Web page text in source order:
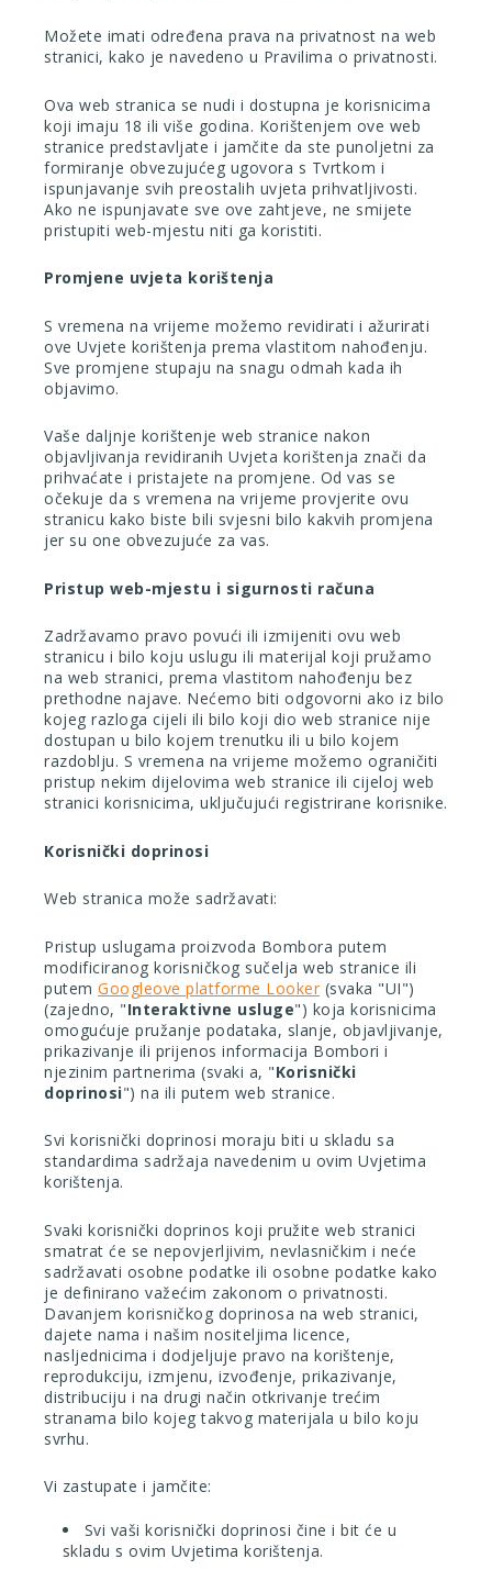
Možete imati određena prava na privatnost na web
stranici, kako je navedeno u Pravilima o privatnosti.
Ova web stranica se nudi i dostupna je korisnicima
koji imaju 18 ili više godina. Korištenjem ove web
stranice predstavljate i jamčite da ste punoljetni za
formiranje obvezujućeg ugovora s Tvrtkom i
ispunjavanje svih preostalih uvjeta prihvatljivosti.
Ako ne ispunjavate sve ove zahtjeve, ne smijete
pristupiti web-mjestu niti ga koristiti.
Promjene uvjeta korištenja
S vremena na vrijeme možemo revidirati i ažurirati
ove Uvjete korištenja prema vlastitom nahođenju.
Sve promjene stupaju na snagu odmah kada ih
objavimo.
Vaše daljnje korištenje web stranice nakon
objavljivanja revidiranih Uvjeta korištenja znači da
prihvaćate i pristajete na promjene. Od vas se
očekuje da s vremena na vrijeme provjerite ovu
stranicu kako biste bili svjesni bilo kakvih promjena
jer su one obvezujuće za vas.
Pristup web-mjestu i sigurnosti računa
Zadržavamo pravo povući ili izmijeniti ovu web
stranicu i bilo koju uslugu ili materijal koji pružamo
na web stranici, prema vlastitom nahođenju bez
prethodne najave. Nećemo biti odgovorni ako iz bilo
kojeg razloga cijeli ili bilo koji dio web stranice nije
dostupan u bilo kojem trenutku ili u bilo kojem
razdoblju. S vremena na vrijeme možemo ograničiti
pristup nekim dijelovima web stranice ili cijeloj web
stranici korisnicima, uključujući registrirane korisnike.
Korisnički doprinosi
Web stranica može sadržavati:
Pristup uslugama proizvoda Bombora putem
modificiranog korisničkog sučelja web stranice ili
putem Googleove platforme Looker (svaka "UI")
(zajedno, "Interaktivne usluge") koja korisnicima
omogućuje pružanje podataka, slanje, objavljivanje,
prikazivanje ili prijenos informacija Bombori i
njezinim partnerima (svaki a, "Korisnički
doprinosi") na ili putem web stranice.
Svi korisnički doprinosi moraju biti u skladu sa
standardima sadržaja navedenim u ovim Uvjetima
korištenja.
Svaki korisnički doprinos koji pružite web stranici
smatrat će se nepovjerljivim, nevlasničkim i neće
sadržavati osobne podatke ili osobne podatke kako
je definirano važećim zakonom o privatnosti.
Davanjem korisničkog doprinosa na web stranici,
dajete nama i našim nositeljima licence,
nasljednicima i dodjeljuje pravo na korištenje,
reprodukciju, izmjenu, izvođenje, prikazivanje,
distribuciju i na drugi način otkrivanje trećim
stranama bilo kojeg takvog materijala u bilo koju
svrhu.
Vi zastupate i jamčite:
Svi vaši korisnički doprinosi čine i bit će u
skladu s ovim Uvjetima korištenja.